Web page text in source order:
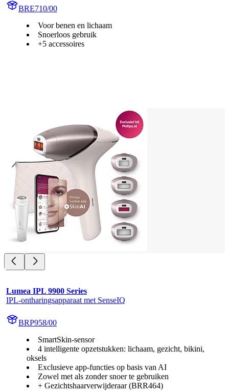
BRE710/00
Voor benen en lichaam
Snoerloos gebruik
+5 accessoires
Lumea IPL 9900 Series
IPL-ontharingsapparaat met SenseIQ
BRP958/00
SmartSkin-sensor
4 intelligente opzetstukken: lichaam, gezicht, bikini,
oksels
Exclusieve app-functies op basis van AI
Zowel met als zonder snoer te gebruiken
+ Gezichtshaarverwijderaar (BRR464)